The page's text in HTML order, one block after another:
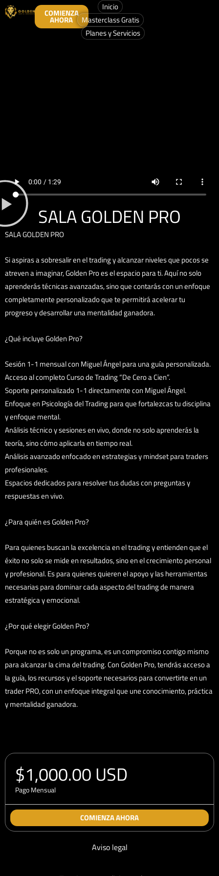
COMIENZA
AHORA
Inicio
Masterclass Gratis
Planes y Servicios
SALA GOLDEN PRO
SALA GOLDEN PRO
Si aspiras a sobresalir en el trading y alcanzar niveles que pocos se
atreven a imaginar, Golden Pro es el espacio para ti. Aquí no solo
aprenderás técnicas avanzadas, sino que contarás con un enfoque
completamente personalizado que te permitirá acelerar tu
progreso y desarrollar una mentalidad ganadora.
¿Qué incluye Golden Pro?
Sesión 1-1 mensual con Miguel Ángel para una guía personalizada.
Acceso al completo Curso de Trading “De Cero a Cien”.
Soporte personalizado 1-1 directamente con Miguel Ángel.
Enfoque en Psicología del Trading para que fortalezcas tu disciplina
y enfoque mental.
Análisis técnico y sesiones en vivo, donde no solo aprenderás la
teoría, sino cómo aplicarla en tiempo real.
Análisis avanzado enfocado en estrategias y mindset para traders
profesionales.
Espacios dedicados para resolver tus dudas con preguntas y
respuestas en vivo.
¿Para quién es Golden Pro?
Para quienes buscan la excelencia en el trading y entienden que el
éxito no solo se mide en resultados, sino en el crecimiento personal
y profesional. Es para quienes quieren el apoyo y las herramientas
necesarias para dominar cada aspecto del trading de manera
estratégica y emocional.
¿Por qué elegir Golden Pro?
Porque no es solo un programa, es un compromiso contigo mismo
para alcanzar la cima del trading. Con Golden Pro, tendrás acceso a
la guía, los recursos y el soporte necesarios para convertirte en un
trader PRO, con un enfoque integral que une conocimiento, práctica
y mentalidad ganadora.
$1,000.00 USD
Pago Mensual
COMIENZA AHORA
Aviso legal